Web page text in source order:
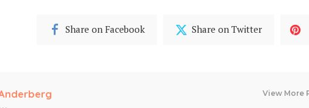
Share on Facebook Share on Twitter
View More